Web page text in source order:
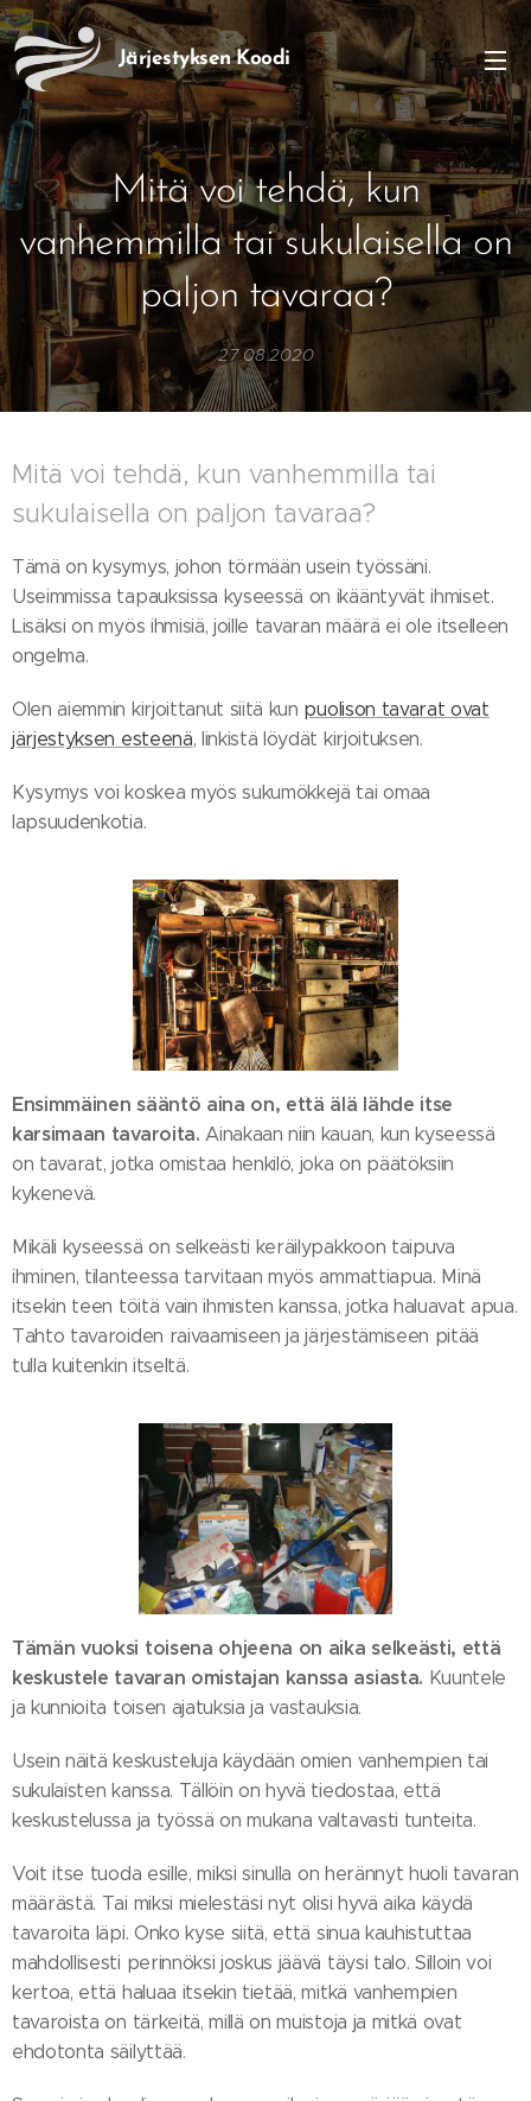
Järjestyksen Koodi
Mitä voi tehdä, kun
vanhemmilla tai sukulaisella on
paljon tavaraa?
27.08.2020
Mitä voi tehdä, kun vanhemmilla tai
sukulaisella on paljon tavaraa?
Tämä on kysymys, johon törmään usein työssäni.
Useimmissa tapauksissa kyseessä on ikääntyvät ihmiset.
Lisäksi on myös ihmisiä, joille tavaran määrä ei ole itselleen
ongelma.
Olen aiemmin kirjoittanut siitä kun puolison tavarat ovat
järjestyksen esteenä, linkistä löydät kirjoituksen.
Kysymys voi koskea myös sukumökkejä tai omaa
lapsuudenkotia.
Ensimmäinen sääntö aina on, että älä lähde itse
karsimaan tavaroita. Ainakaan niin kauan, kun kyseessä
on tavarat, jotka omistaa henkilö, joka on päätöksiin
kykenevä.
Mikäli kyseessä on selkeästi keräilypakkoon taipuva
ihminen, tilanteessa tarvitaan myös ammattiapua. Minä
itsekin teen töitä vain ihmisten kanssa, jotka haluavat apua.
Tahto tavaroiden raivaamiseen ja järjestämiseen pitää
tulla kuitenkin itseltä.
Tämän vuoksi toisena ohjeena on aika selkeästi, että
keskustele tavaran omistajan kanssa asiasta. Kuuntele
ja kunnioita toisen ajatuksia ja vastauksia.
Usein näitä keskusteluja käydään omien vanhempien tai
sukulaisten kanssa. Tällöin on hyvä tiedostaa, että
keskustelussa ja työssä on mukana valtavasti tunteita.
Voit itse tuoda esille, miksi sinulla on herännyt huoli tavaran
määrästä. Tai miksi mielestäsi nyt olisi hyvä aika käydä
tavaroita läpi. Onko kyse siitä, että sinua kauhistuttaa
mahdollisesti perinnöksi joskus jäävä täysi talo. Silloin voi
kertoa, että haluaa itsekin tietää, mitkä vanhempien
tavaroista on tärkeitä, millä on muistoja ja mitkä ovat
ehdotonta säilyttää.